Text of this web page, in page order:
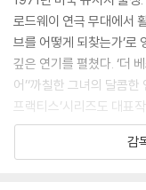
로드웨이 연극 무대에서
브를 어떻게 되찾는가’로
깊은 연기를 펼쳤다. ‘더 베
어’‘까칠한 그녀의 달콤
프랙티스’시리즈도 대표
감